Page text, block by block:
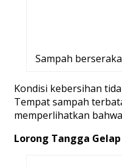
Sampah
Kondisi kebersihan
Tempat sampah
memperlihatkan
Lorong Tangga Gelap